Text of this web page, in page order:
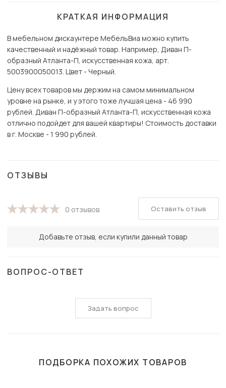
КРАТКАЯ ИНФОРМАЦИЯ
В мебельном дискаунтере МебельВиа можно купить
качественный и надёжный товар. Например, Диван П-
образный Атланта-П, искусственная кожа, арт.
5003900050013. Цвет - Черный.
Цену всех товаров мы держим на самом минимальном
уровне на рынке, и у этого тоже лучшая цена - 46 990
рублей. Диван П-образный Атланта-П, искусственная кожа
отлично подойдет для вашей квартиры! Стоимость доставки
в г. Москве - 1 990 рублей.
ОТЗЫВЫ
0 отзывов
Добавьте отзыв, если купили данный товар
Оставить отзыв
ВОПРОС-ОТВЕТ
Задать вопрос
ПОДБОРКА ПОХОЖИХ ТОВАРОВ